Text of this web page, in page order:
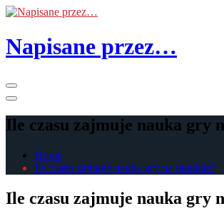
Skip
the
content
Napisane przez…
Ile czasu zajmuje nauka gry
Home
Ile czasu zajmuje nauka gry na pianinie?
Ile czasu zajmuje nauka gry